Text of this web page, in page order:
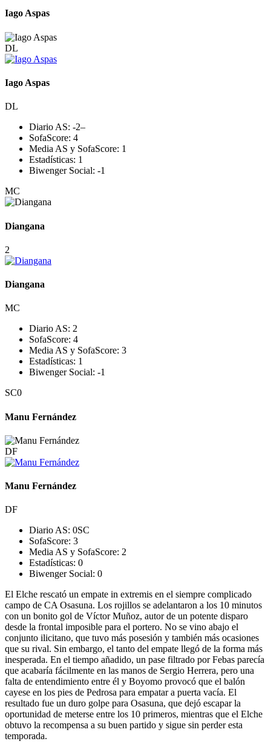
Iago Aspas
DL
Iago Aspas
DL
Diario AS: -2–
SofaScore: 4
Media AS y SofaScore: 1
Estadísticas: 1
Biwenger Social: -1
MC
Diangana
2
Diangana
MC
Diario AS: 2
SofaScore: 4
Media AS y SofaScore: 3
Estadísticas: 1
Biwenger Social: -1
SC0
Manu Fernández
DF
Manu Fernández
DF
Diario AS: 0SC
SofaScore: 3
Media AS y SofaScore: 2
Estadísticas: 0
Biwenger Social: 0
El Elche rescató un empate in extremis en el siempre complicado
campo de CA Osasuna. Los rojillos se adelantaron a los 10 minutos
con un bonito gol de Víctor Muñoz, autor de un potente disparo
desde la frontal imposible para el portero. No se vino abajo el
conjunto ilicitano, que tuvo más posesión y también más ocasiones
que su rival. Sin embargo, el tanto del empate llegó de la forma más
inesperada. En el tiempo añadido, un pase filtrado por Febas parecía
que acabaría fácilmente en las manos de Sergio Herrera, pero una
falta de entendimiento entre él y Boyomo provocó que el balón
cayese en los pies de Pedrosa para empatar a puerta vacía. El
resultado fue un duro golpe para Osasuna, que dejó escapar la
oportunidad de meterse entre los 10 primeros, mientras que el Elche
obtuvo la recompensa a su buen partido y sigue sin perder esta
temporada.